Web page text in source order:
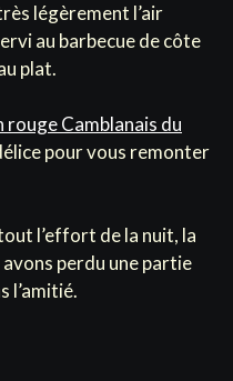
légèrement l’air
au barbecue de côte
plat.
rouge Camblanais du
pour vous remonter
l’effort de la nuit, la
perdu une partie
l’amitié.